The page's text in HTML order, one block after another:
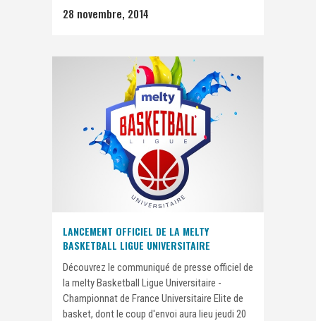
28 novembre, 2014
LANCEMENT OFFICIEL DE LA MELTY
BASKETBALL LIGUE UNIVERSITAIRE
Découvrez le communiqué de presse officiel de
la melty Basketball Ligue Universitaire -
Championnat de France Universitaire Elite de
basket, dont le coup d'envoi aura lieu jeudi 20